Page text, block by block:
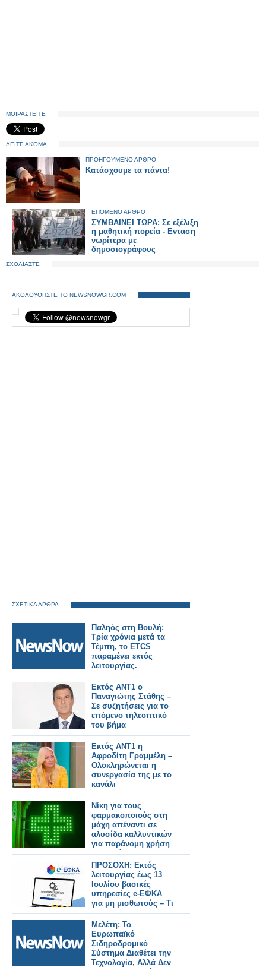
ΜΟΙΡΑΣΤΕΙΤΕ
ΔΕΙΤΕ ΑΚΟΜΑ
ΠΡΟΗΓΟΥΜΕΝΟ ΑΡΘΡΟ
Κατάσχουμε τα πάντα!
ΕΠΟΜΕΝΟ ΑΡΘΡΟ
ΣΥΜΒΑΙΝΕΙ ΤΩΡΑ: Σε εξέλιξη
η μαθητική πορεία - Ενταση
νωρίτερα με
δημοσιογράφους
ΣΧΟΛΙΑΣΤΕ
ΑΚΟΛΟΥΘΗΣΤΕ ΤΟ NEWSNOWGR.COM
ΣΧΕΤΙΚΑ ΑΡΘΡΑ
Παληός στη Βουλή:
Τρία χρόνια μετά τα
Τέμπη, το ETCS
παραμένει εκτός
λειτουργίας.
Εκτός ΑΝΤ1 ο
Παναγιώτης Στάθης –
Σε συζητήσεις για το
επόμενο τηλεοπτικό
του βήμα
Εκτός ΑΝΤ1 η
Αφροδίτη Γραμμέλη –
Ολοκληρώνεται η
συνεργασία της με το
κανάλι
Νίκη για τους
φαρμακοποιούς στη
μάχη απέναντι σε
αλυσίδα καλλυντικών
για παράνομη χρήση
του πράσινου
σταυρού
ΠΡΟΣΟΧΗ: Εκτός
λειτουργίας έως 13
Ιουλίου βασικές
υπηρεσίες e-ΕΦΚΑ
για μη μισθωτούς – Τι
ισχύει για τους
φαρμακοποιούς
Μελέτη: Το
Ευρωπαϊκό
Σιδηροδρομικό
Σύστημα Διαθέτει την
Τεχνολογία, Αλλά Δεν
Έχει Χρηματοδότηση